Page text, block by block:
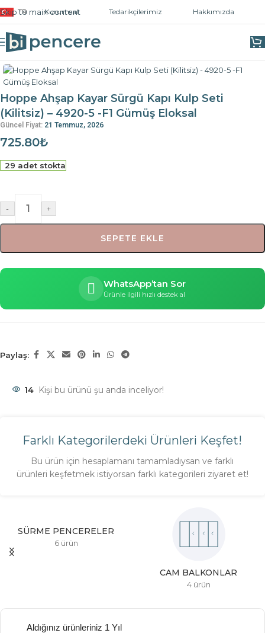
Skip to main content
TR Kurumsal Tedarikçilerimiz Hakkımızda
Ana Sayfa
Hoppe Ahşap Kayar Sürgü Kapı Kulp Seti
(Kilitsiz) – 4920-5 -F1 Gümüş Eloksal
Güncel Fiyat: 21 Temmuz, 2026
725.80₺
29 adet stokta
- +
SEPETE EKLE
WhatsApp’tan Sor
Ürünle ilgili hızlı destek al
Paylaş:
14 Kişi bu ürünü şu anda inceliyor!
Farklı Kategorilerdeki Ürünleri Keşfet!
Bu ürün için hesaplamanı tamamladıysan ve farklı
ürünleri keşfetmek istiyorsan farklı kategorileri ziyaret et!
SÜRME PENCERELER
6 ürün
CAM BALKONLAR
4 ürün
Aldığınız ürünleriniz 1 Yıl